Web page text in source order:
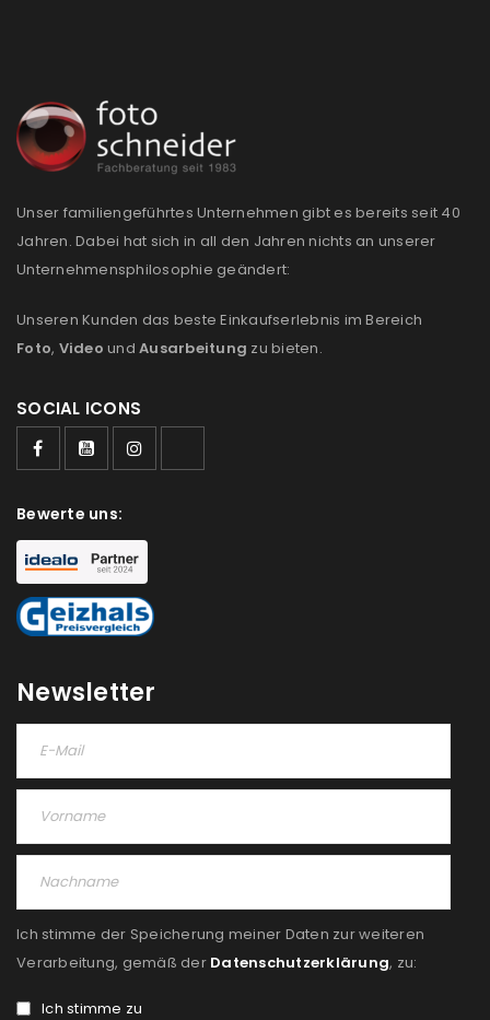
Unser familiengeführtes Unternehmen gibt es bereits seit 40
Jahren. Dabei hat sich in all den Jahren nichts an unserer
Unternehmensphilosophie geändert:
Unseren Kunden das beste Einkaufserlebnis im Bereich
Foto, Video und Ausarbeitung zu bieten.
SOCIAL ICONS
Bewerte uns:
Newsletter
Ich stimme der Speicherung meiner Daten zur weiteren
Verarbeitung, gemäß der Datenschutzerklärung, zu:
Ich stimme zu